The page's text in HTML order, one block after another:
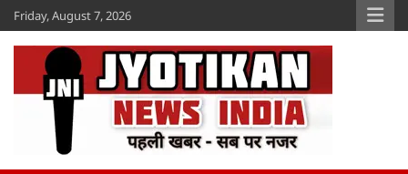
Skip
to
content
Friday, August 7, 2026